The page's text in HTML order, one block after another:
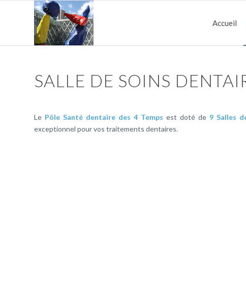
Accueil
SALLE DE SOINS
Le Pôle Santé dentaire des 4 Temps est doté de 9 Salles
exceptionnel pour vos traitements dentaires.